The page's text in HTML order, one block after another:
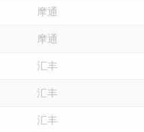
摩通
摩通
汇丰
汇丰
汇丰